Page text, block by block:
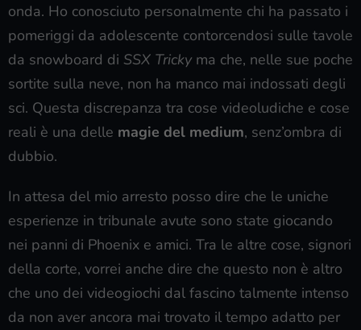
onda. Ho conosciuto personalmente chi ha passato i
pomeriggi da adolescente contorcendosi sulle tavole
da snowboard di SSX Tricky ma che, nelle sue poche
sortite sulla neve, non ha manco mai indossati degli
sci. Questa discrepanza tra cose videoludiche e cose
reali è una delle magie del medium, senz’ombra di
dubbio.
In attesa del mio arresto posso dire che le uniche
esperienze in tribunale avute sono state giocando
nei panni di Phoenix e amici. Tra le altre cose, signori
della corte, vorrei anche dire che questo non è altro
che uno dei videogiochi dal fascino talmente intenso
da non aver ancora mai trovato il tempo adatto per